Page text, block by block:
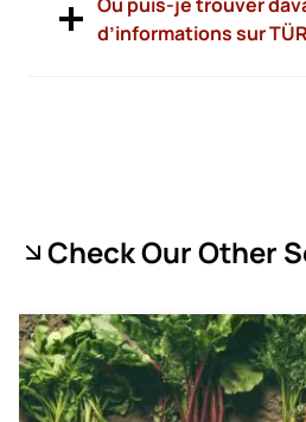
d’informations sur
Check Our Other